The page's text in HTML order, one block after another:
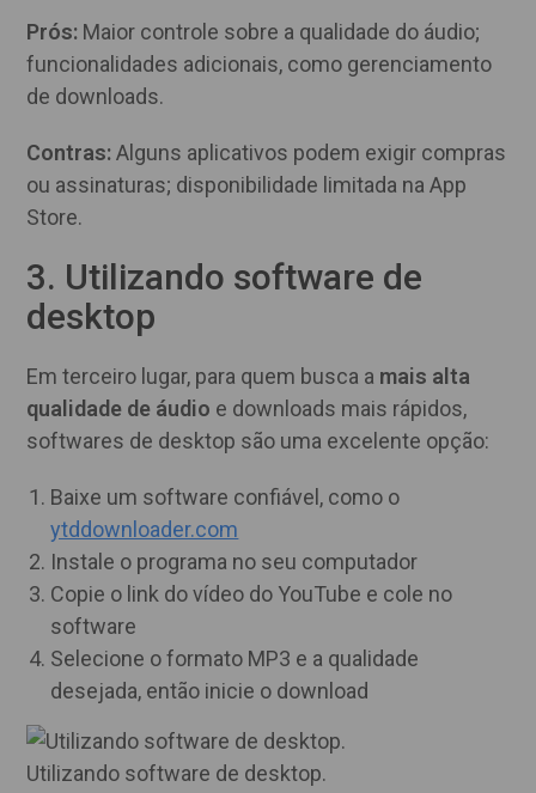
Prós: Maior controle sobre a qualidade do áudio;
funcionalidades adicionais, como gerenciamento
de downloads.
Contras:Alguns aplicativos podem exigir compras
ou assinaturas; disponibilidade limitada na App
Store.
3. Utilizando software de
desktop
Em terceiro lugar, para quem busca a mais alta
qualidade de áudio e downloads mais rápidos,
softwares de desktop são uma excelente opção:
Baixe um software confiável, como o
ytddownloader.com
Instale o programa no seu computador
Copie o link do vídeo do YouTube e cole no
software
Selecione o formato MP3 e a qualidade
desejada, então inicie o download
Utilizando software de desktop.